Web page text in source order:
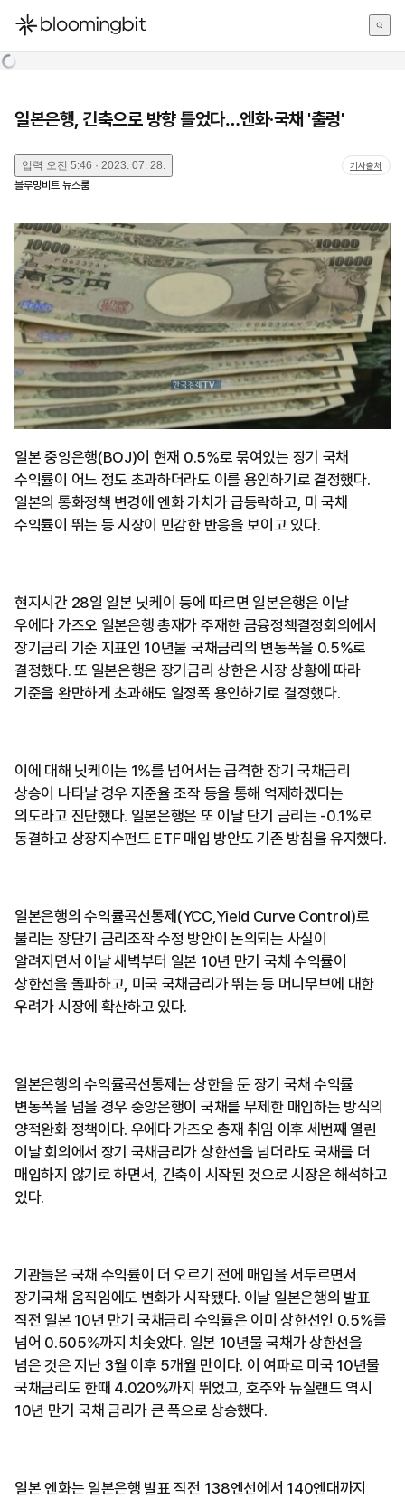
한국어
일본은행, 긴축으로 방향 틀었다…엔화·국채 '출렁'
입력 오전 5:46 · 2023. 07. 28. 기사출처
블루밍비트 뉴스룸
일본 중앙은행(BOJ)이 현재 0.5%로 묶여있는 장기 국채
수익률이 어느 정도 초과하더라도 이를 용인하기로 결정했다.
일본의 통화정책 변경에 엔화 가치가 급등락하고, 미 국채
수익률이 뛰는 등 시장이 민감한 반응을 보이고 있다.
현지시간 28일 일본 닛케이 등에 따르면 일본은행은 이날
우에다 가즈오 일본은행 총재가 주재한 금융정책결정회의에서
장기금리 기준 지표인 10년물 국채금리의 변동폭을 0.5%로
결정했다. 또 일본은행은 장기금리 상한은 시장 상황에 따라
기준을 완만하게 초과해도 일정폭 용인하기로 결정했다.
이에 대해 닛케이는 1%를 넘어서는 급격한 장기 국채금리
상승이 나타날 경우 지준율 조작 등을 통해 억제하겠다는
의도라고 진단했다. 일본은행은 또 이날 단기 금리는 -0.1%로
동결하고 상장지수펀드 ETF 매입 방안도 기존 방침을 유지했다.
일본은행의 수익률곡선통제(YCC,Yield Curve Control)로
불리는 장단기 금리조작 수정 방안이 논의되는 사실이
알려지면서 이날 새벽부터 일본 10년 만기 국채 수익률이
상한선을 돌파하고, 미국 국채금리가 뛰는 등 머니무브에 대한
우려가 시장에 확산하고 있다.
일본은행의 수익률곡선통제는 상한을 둔 장기 국채 수익률
변동폭을 넘을 경우 중앙은행이 국채를 무제한 매입하는 방식의
양적완화 정책이다. 우에다 가즈오 총재 취임 이후 세번째 열린
이날 회의에서 장기 국채금리가 상한선을 넘더라도 국채를 더
매입하지 않기로 하면서, 긴축이 시작된 것으로 시장은 해석하고
있다.
기관들은 국채 수익률이 더 오르기 전에 매입을 서두르면서
장기국채 움직임에도 변화가 시작됐다. 이날 일본은행의 발표
직전 일본 10년 만기 국채금리 수익률은 이미 상한선인 0.5%를
넘어 0.505%까지 치솟았다. 일본 10년물 국채가 상한선을
넘은 것은 지난 3월 이후 5개월 만이다. 이 여파로 미국 10년물
국채금리도 한때 4.020%까지 뛰었고, 호주와 뉴질랜드 역시
10년 만기 국채 금리가 큰 폭으로 상승했다.
일본 엔화는 일본은행 발표 직전 138엔선에서 140엔대까지